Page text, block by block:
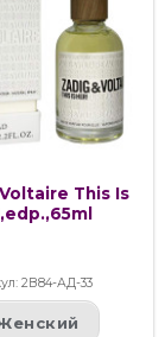
This Is
2В84-АД-33